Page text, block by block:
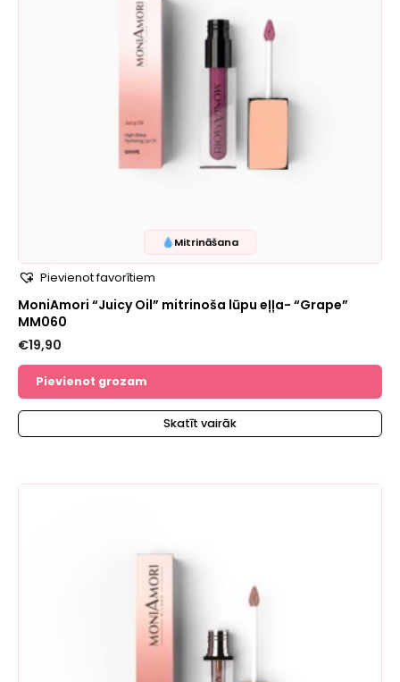
Mitrināšana
Pievienot favorītiem
MoniAmori “Juicy Oil” mitrinoša lūpu eļļa- “Grape”
MM060
€19,90
Pievienot grozam
Skatīt vairāk